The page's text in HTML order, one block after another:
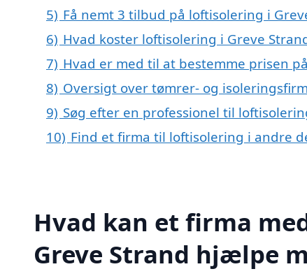
5) Få nemt 3 tilbud på loftisolering i
6) Hvad koster loftisolering i Greve
7) Hvad er med til at bestemme prisen
8) Oversigt over tømrer- og
9) Søg efter en professionel til
10) Find et firma til loftisolering i andre
Hvad kan et firma
Greve Strand hjælpe